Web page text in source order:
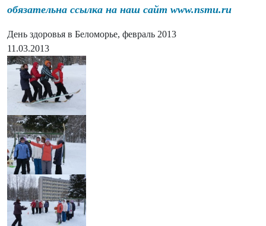
обязательна ссылка на наш сайт www.nsmu.ru
День здоровья в Беломорье, февраль 2013
11.03.2013